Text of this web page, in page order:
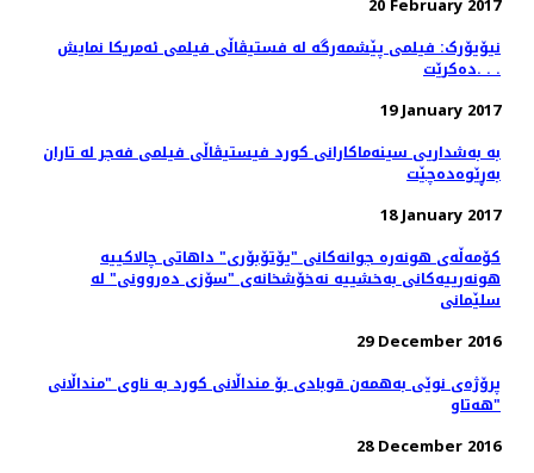
نیۆیۆرک: فیلمی پێشمەرگە لە فستیڤاڵی فیلمی ئەمریکا نمایش
دەکرێت. . .
19 January 2017
بە بەشداریی سینەماکارانی کورد فیستیڤاڵی فیلمی فەجر لە تاران
بەڕێوەدەچێت
18 January 2017
کۆمه‌ڵه‌ی هونه‌ره ‌جوانه‌کانی "یۆتۆبۆری" داهاتی چالاکییه‌
هونه‌رییه‌کانی به‌خشییه‌ نه‌خۆشخانه‌ی "سۆزی ده‌روونی" له
سلێمانی
29 December 2016
پرۆژەی نوێی بەھمەن قوبادی بۆ منداڵانی کورد بە ناوی "منداڵانی
ھەتاو"
28 December 2016